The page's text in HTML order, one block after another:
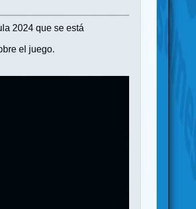
2024 que se está
el juego.